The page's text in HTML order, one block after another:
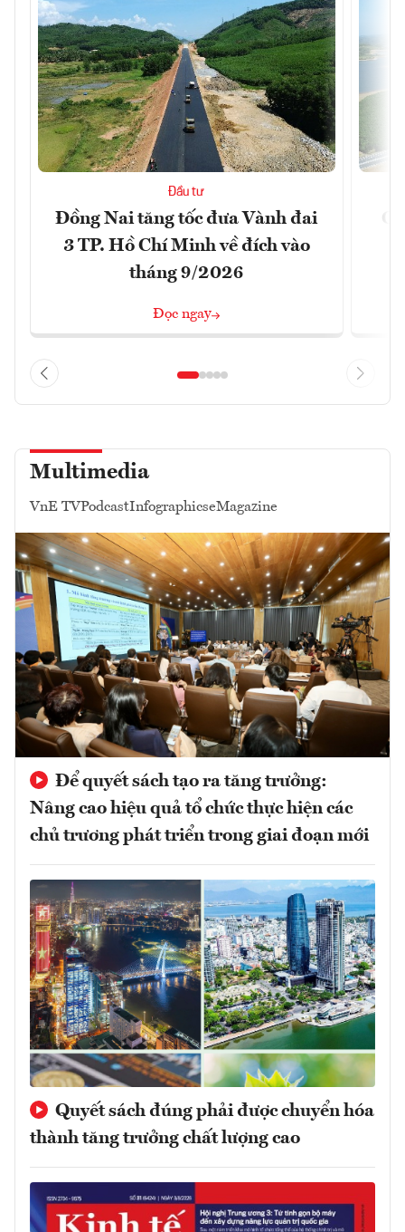
Đầu tư
Đồng Nai tăng tốc đưa Vành đai
3 TP. Hồ Chí Minh về đích vào
tháng 9/2026
Đọc ngay
Multimedia
VnE TVPodcastInfographicseMagazine
Để quyết sách tạo ra tăng trưởng:
Nâng cao hiệu quả tổ chức thực hiện các
chủ trương phát triển trong giai đoạn mới
Quyết sách đúng phải được chuyển hóa
thành tăng trưởng chất lượng cao